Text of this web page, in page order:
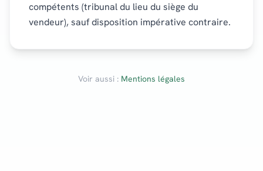
compétents (tribunal du lieu du siège du
vendeur), sauf disposition impérative contraire.
Voir aussi : Mentions légales